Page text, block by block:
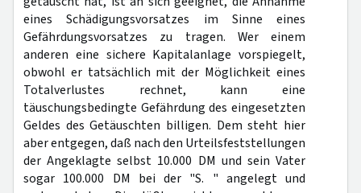
eines Schädigungsvorsatzes im Sinne eines
Gefährdungsvorsatzes zu tragen. Wer einem
anderen eine sichere Kapitalanlage vorspiegelt,
obwohl er tatsächlich mit der Möglichkeit eines
Totalverlustes rechnet, kann eine
täuschungsbedingte Gefährdung des eingesetzten
Geldes des Getäuschten billigen. Dem steht hier
aber entgegen, daß nach den Urteilsfeststellungen
der Angeklagte selbst 10.000 DM und sein Vater
sogar 100.000 DM bei der "S. " angelegt und